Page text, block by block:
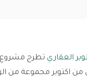
العقاري تطرح مشروع
من اكتوبر مجموعة من